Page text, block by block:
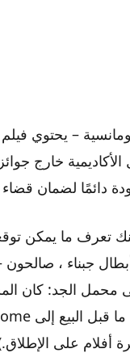
–
خارج
دائمًا لضمان
تعرف ما يمكن
جبناء ،
محمل الجد: كان
أفلام على